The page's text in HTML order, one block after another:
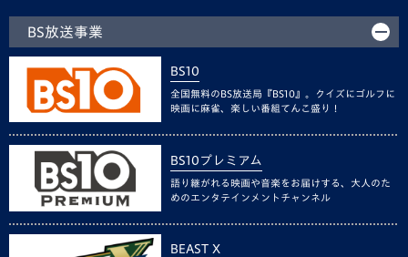
BS放送事業
BS10
全国無料のBS放送局『BS10』。クイズにゴルフに
映画に麻雀、楽しい番組てんこ盛り！
BS10プレミアム
語り継がれる映画や音楽をお届けする、大人のた
めのエンタテインメントチャンネル
BEAST X